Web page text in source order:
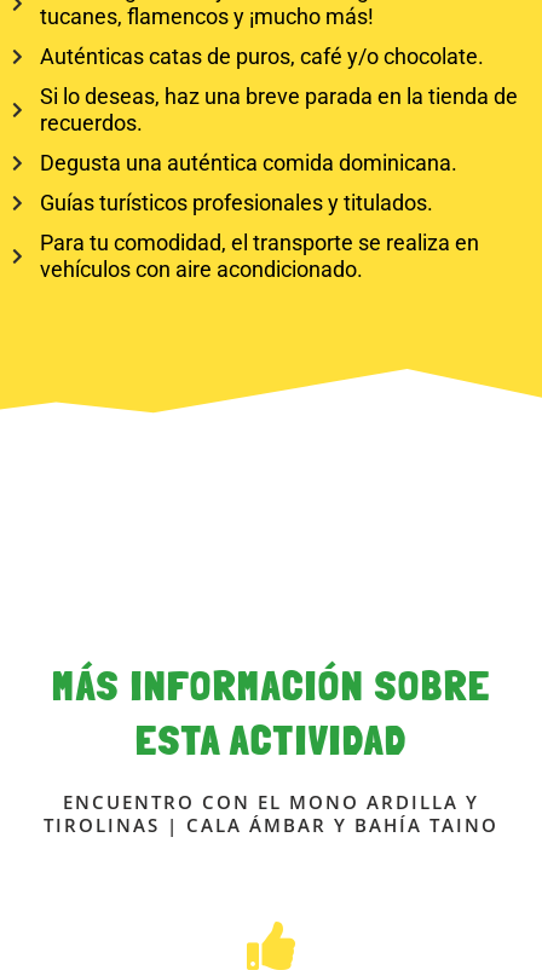
tucanes, flamencos y ¡mucho más!
Auténticas catas de puros, café y/o chocolate.
Si lo deseas, haz una breve parada en la tienda de
recuerdos.
Degusta una auténtica comida dominicana.
Guías turísticos profesionales y titulados.
Para tu comodidad, el transporte se realiza en
vehículos con aire acondicionado.
MÁS INFORMACIÓN SOBRE
ESTA ACTIVIDAD
ENCUENTRO CON EL MONO ARDILLA Y
TIROLINAS | CALA ÁMBAR Y BAHÍA TAINO